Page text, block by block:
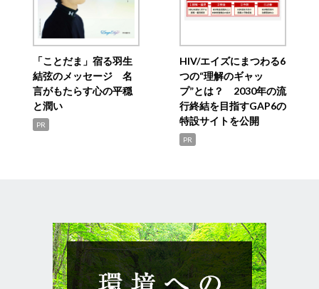
「ことだま」宿る羽生
結弦のメッセージ 名
言がもたらす心の平穏
と潤い
PR
HIV/エイズにまつわる6
つの“理解のギャッ
プ”とは？ 2030年の流
行終結を目指すGAP6の
特設サイトを公開
PR